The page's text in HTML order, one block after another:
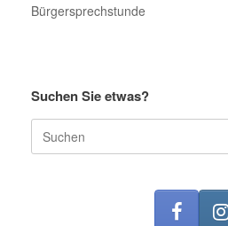
Bürgersprechstunde
Suchen Sie etwas?
Suche
nach: